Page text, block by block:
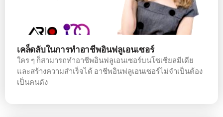
เคล็ดลับในการทำอาชีพอินฟลูเอนเซอร์
ใคร ๆ ก็สามารถทำอาชีพอินฟลูเอนเซอร์บนโซเชียลมีเดีย
และสร้างความสำเร็จได้ อาชีพอินฟลูเอนเซอร์ไม่จำเป็นต้อง
เป็นคนดัง